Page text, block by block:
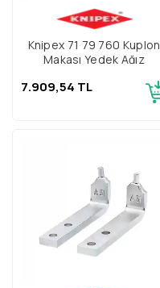
Knipex 71 79 760 Kuplon
Makası Yedek Ağız
7.909,54 TL